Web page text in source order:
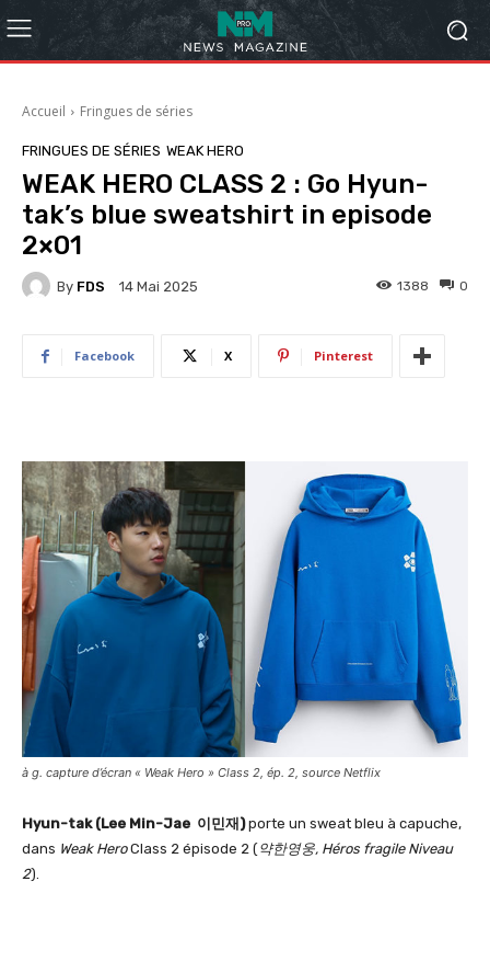
Accueil Fringues de séries
FRINGUES DE SÉRIES WEAK HERO
WEAK HERO CLASS 2 : Go Hyun-
tak’s blue sweatshirt in episode
2×01
By FDS 14 Mai 2025 0
1388
Facebook X Pinterest
à g. capture d’écran « Weak Hero » Class 2, ép. 2, source Netflix
Hyun-tak(Lee Min-Jae 이민재)porte un sweat bleu à capuche,
dans Weak HeroClass 2 épisode 2 (약한영웅, Héros fragile Niveau
2).